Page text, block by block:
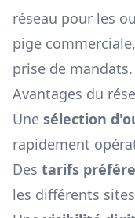
réseau pour les
pige
prise de mandats.
Avantages du
Une sélection
rapidement
Des tarifs
les différents